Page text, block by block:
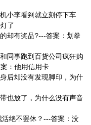
小李看到就立刻停下车
了
却有奖品?---答案：划拳
同事跑到百货公司疯狂购
：他用信用卡
后却没有发现脚印，为什
也放了，为什么没有声音
绝不罢休？---答案：没